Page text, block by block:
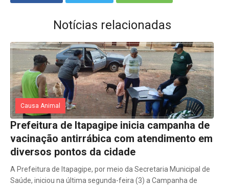
Notícias relacionadas
Causa Animal
Prefeitura de Itapagipe inicia campanha de
vacinação antirrábica com atendimento em
diversos pontos da cidade
A Prefeitura de Itapagipe, por meio da Secretaria Municipal de
Saúde, iniciou na última segunda-feira (3) a Campanha de